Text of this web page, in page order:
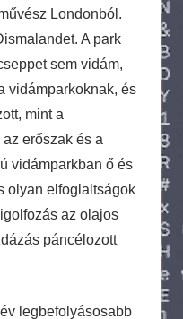
Londonból.
A park
sem vidám,
vidámparkoknak, és
mint a
erőszak és a
vidámparkban ő és
olyan elfoglaltságok
az olajos
páncélozott
legbefolyásosabb